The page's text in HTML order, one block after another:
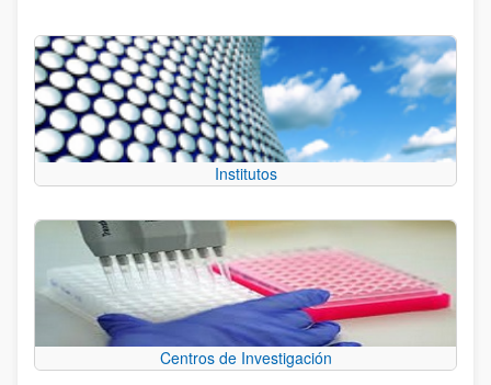
Institutos
Centros de Investigación